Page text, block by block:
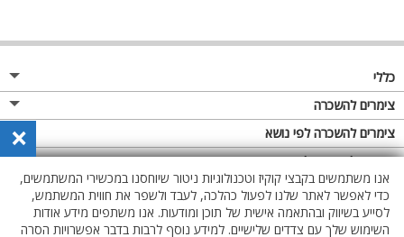
כללי
מגזין
פרסום באתר
תקנון
מדיניות פרטיות
צימרים להשכרה
צימרים בצפון
צימרים במרכז
צימרים בדרום
צימרים באזור החרמון
צימרים להשכרה לפי נושא
צימרים לזוגות
צימרים למשפחות
צימרים לציבור הדתי
צימרים להשכרה לפי אבזור
צימרים עם בריכת שחייה
צימרים עם בריכה מחוממת מקורה
×
אנו משתמשים בקבצי קוקיז וטכנולוגיות ניטור שיוחסנו במכשירי המשתמשים,
כדי לאפשר לאתר שלנו לפעול כהלכה, לעבד ולשפר את חווית המשתמש,
לסייע בשיווק ובהתאמה אישית של תוכן ומודעות. אנו משתפים מידע אודות
השימוש שלך עם צדדים שלישיים. למידע נוסף לרבות בדבר אפשרויות הסרה